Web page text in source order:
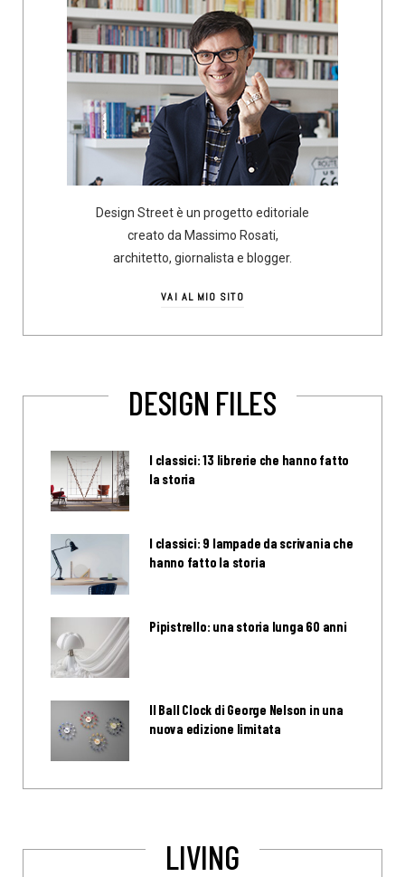
Design Street è un progetto editoriale
creato da Massimo Rosati,
architetto, giornalista e blogger.
VAI AL MIO SITO
DESIGN FILES
I classici: 13 librerie che hanno fatto
la storia
I classici: 9 lampade da scrivania che
hanno fatto la storia
Pipistrello: una storia lunga 60 anni
Il Ball Clock di George Nelson in una
nuova edizione limitata
LIVING